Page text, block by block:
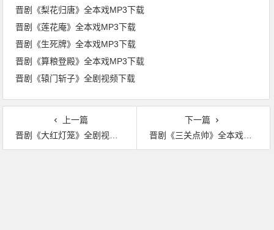
晋剧《梨花归唐》全本戏MP3下载
晋剧《莲花庵》全本戏MP3下载
晋剧《生死牌》全本戏MP3下载
晋剧《算粮登殿》全本戏MP3下载
晋剧《辕门斩子》全剧视频下载
上一篇
晋剧《大红灯笼》全剧视频下载
下一篇
晋剧《三关点帅》全本戏MP3下载